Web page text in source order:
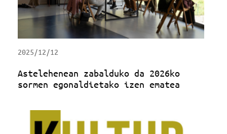
2025/12/12
Astelehenean zabalduko da 2026ko
sormen egonaldietako izen ematea